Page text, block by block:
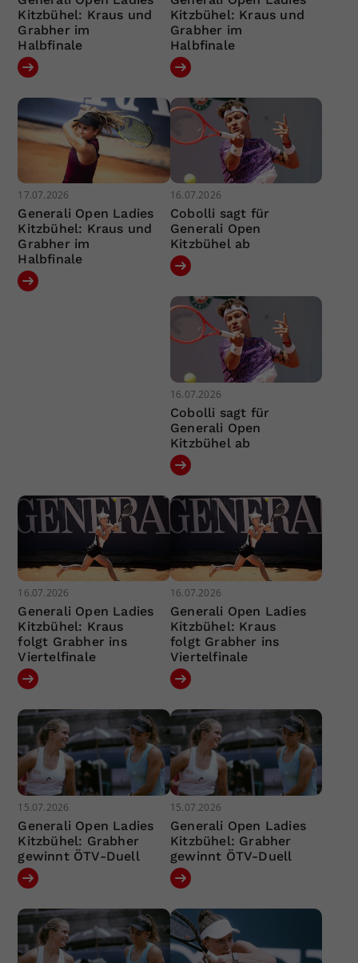
Kitzbühel: Kraus und
Grabher im
Halbfinale
Kitzbühel: Kraus und
Grabher im
Halbfinale
17.07.2026
Generali Open Ladies
Kitzbühel: Kraus und
Grabher im
Halbfinale
16.07.2026
Cobolli sagt für
Generali Open
Kitzbühel ab
16.07.2026
Cobolli sagt für
Generali Open
Kitzbühel ab
16.07.2026
Generali Open Ladies
Kitzbühel: Kraus
folgt Grabher ins
Viertelfinale
16.07.2026
Generali Open Ladies
Kitzbühel: Kraus
folgt Grabher ins
Viertelfinale
15.07.2026
Generali Open Ladies
Kitzbühel: Grabher
gewinnt ÖTV-Duell
15.07.2026
Generali Open Ladies
Kitzbühel: Grabher
gewinnt ÖTV-Duell